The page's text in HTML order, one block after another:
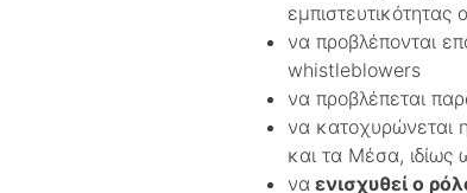
εμπιστευτικότητας
να προβλέπονται
whistleblowers
να προβλέπεται
να κατοχυρώνεται
και τα Μέσα, ιδίως
ναενισχυθεί ο